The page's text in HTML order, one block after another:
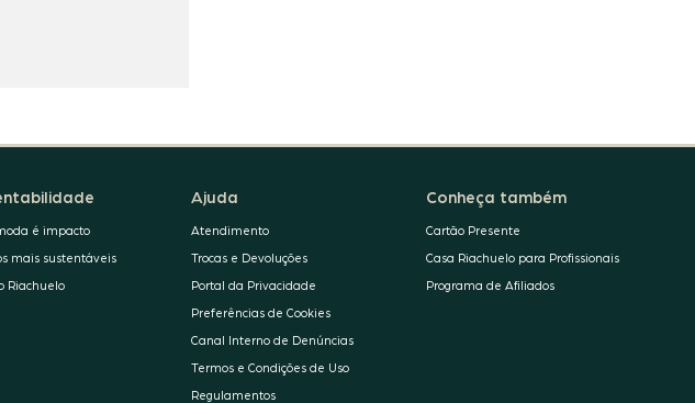
é impacto
mais sustentáveis
Riachuelo
Ajuda
Atendimento
Trocas e Devoluções
Portal da Privacidade
Preferências de Cookies
Canal Interno de Denúncias
Termos e Condições de Uso
Regulamentos
Conheça também
Cartão Presente
Casa Riachuelo para Profissionais
Programa de Afiliados